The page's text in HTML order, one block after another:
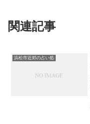
関連記事
浜松市近郊の占い処